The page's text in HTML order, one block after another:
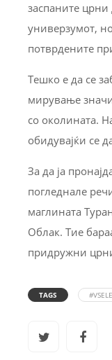
заспаните
универзумот,
потврдените
Тешко е да се
мирување
со околината.
обидувајќи се
За да ја
погледнале
маглината
Облак. Тие
придружни
TAGS